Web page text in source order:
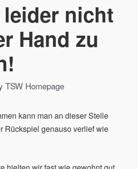
nicht
Hand zu
TSW Homepage
kann man an dieser Stelle
Rückspiel genauso verlief wie